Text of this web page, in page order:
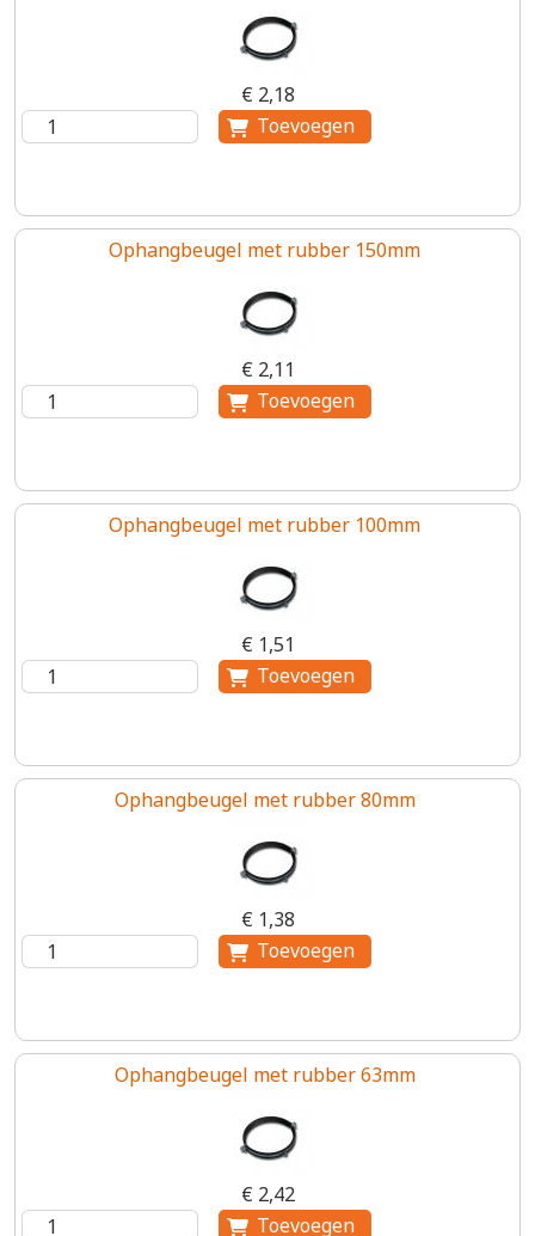
€ 2,18
Ophangbeugel met rubber 150mm
€ 2,11
Ophangbeugel met rubber 100mm
€ 1,51
Ophangbeugel met rubber 80mm
€ 1,38
Ophangbeugel met rubber 63mm
€ 2,42